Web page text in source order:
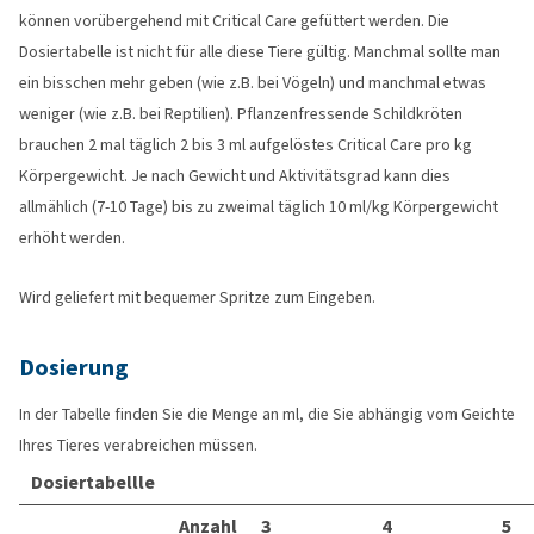
können vorübergehend mit Critical Care gefüttert werden. Die
Dosiertabelle ist nicht für alle diese Tiere gültig. Manchmal sollte man
ein bisschen mehr geben (wie z.B. bei Vögeln) und manchmal etwas
weniger (wie z.B. bei Reptilien). Pflanzenfressende Schildkröten
brauchen 2 mal täglich 2 bis 3 ml aufgelöstes Critical Care pro kg
Körpergewicht. Je nach Gewicht und Aktivitätsgrad kann dies
allmählich (7-10 Tage) bis zu zweimal täglich 10 ml/kg Körpergewicht
erhöht werden.
Wird geliefert mit bequemer Spritze zum Eingeben.
Dosierung
In der Tabelle finden Sie die Menge an ml, die Sie abhängig vom Geichte
Ihres Tieres verabreichen müssen.
Dosiertabellle
Anzahl
3 4 5